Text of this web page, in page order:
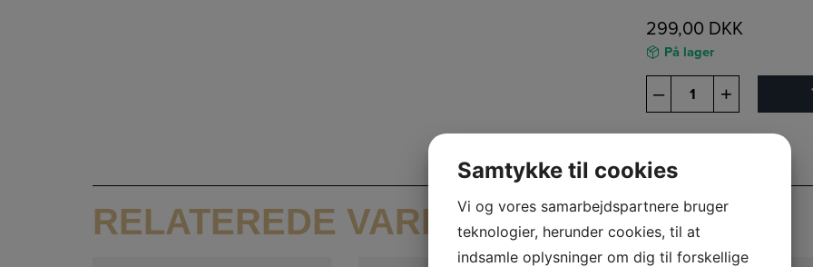
299,00 DKK
På lager
–
Øreringe
antal
+
RELATEREDE VARER
Samtykke til cookies
Vi og vores samarbejdspartnere bruger
teknologier, herunder cookies, til at
indsamle oplysninger om dig til forskellige